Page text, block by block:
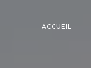
ACCUEIL